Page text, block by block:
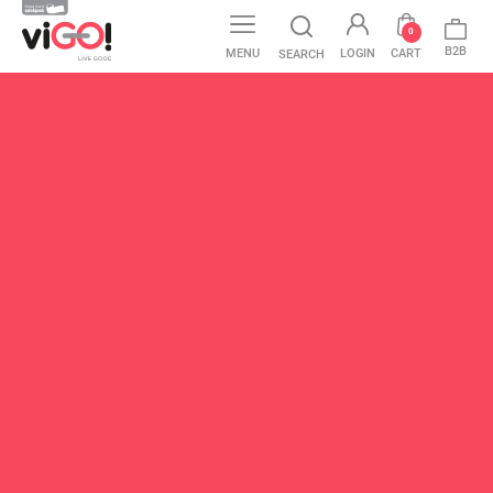
MENU SEARCH LOGIN CART
0
B2B